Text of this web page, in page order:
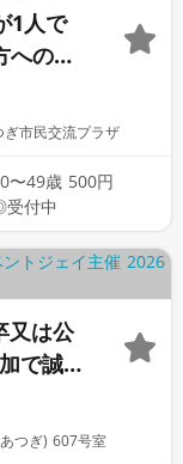
1人で
の婚
市民交流プラザ
〜49歳 500円
付中
又は公
で誠実
つぎ) 607号室